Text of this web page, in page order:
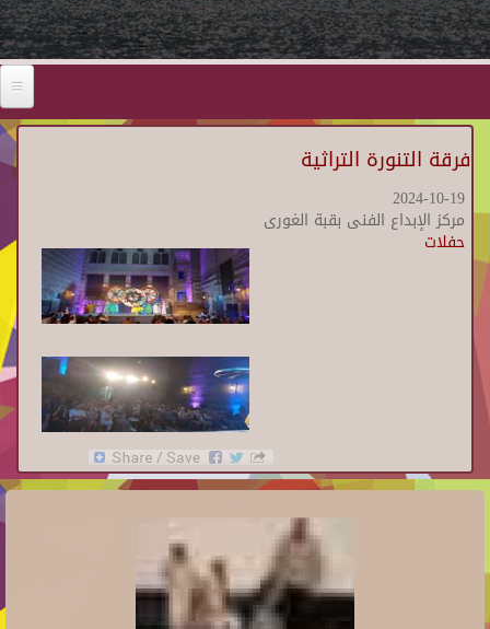
فرقة التنورة التراثية
2024-10-19
مركز الإبداع الفنى بقبة الغورى
حفلات